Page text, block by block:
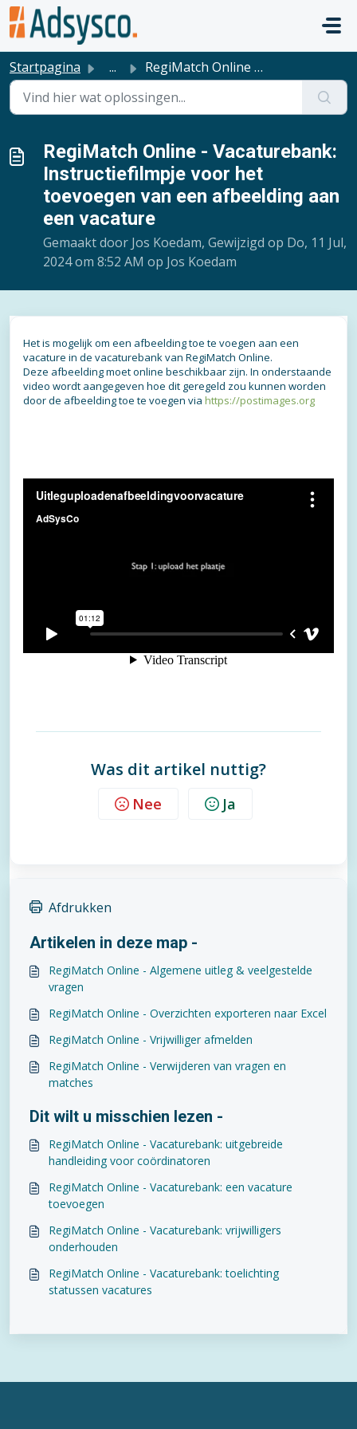
Doorgaan naar hoofdinhoud
Startpagina ... RegiMatch Online - Vacaturebank: Instructiefilmpje voor h...
RegiMatch Online - Vacaturebank:
Instructiefilmpje voor het
toevoegen van een afbeelding aan
een vacature
Gemaakt door Jos Koedam, Gewijzigd op Do, 11 Jul,
2024 om 8:52 AM op Jos Koedam
Het is mogelijk om een afbeelding toe te voegen aan een
vacature in de vacaturebank van RegiMatch Online.
Deze afbeelding moet online beschikbaar zijn. In onderstaande
video wordt aangegeven hoe dit geregeld zou kunnen worden
door de afbeelding toe te voegen via https://postimages.org
Was dit artikel nuttig?
Nee Ja
Afdrukken
Artikelen in deze map -
RegiMatch Online - Algemene uitleg & veelgestelde
vragen
RegiMatch Online - Overzichten exporteren naar Excel
RegiMatch Online - Vrijwilliger afmelden
RegiMatch Online - Verwijderen van vragen en
matches
Dit wilt u misschien lezen -
RegiMatch Online - Vacaturebank: uitgebreide
handleiding voor coördinatoren
RegiMatch Online - Vacaturebank: een vacature
toevoegen
RegiMatch Online - Vacaturebank: vrijwilligers
onderhouden
RegiMatch Online - Vacaturebank: toelichting
statussen vacatures